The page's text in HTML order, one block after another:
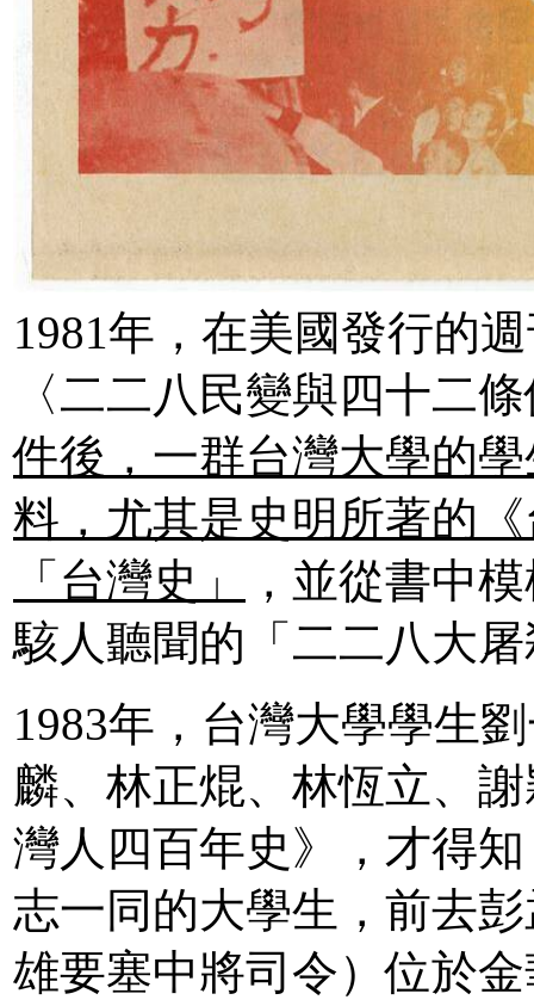
1981年，在美國發行的
〈二二八民變與四十二
件後，一群台灣大學的
料，尤其是史明所著的
「台灣史」
，並從書中
駭人聽聞的「二二八大
1983年，台灣大學學生
麟、林正焜、林恆立、
灣人四百年史》，才得
志一同的大學生，前去
雄要塞中將司令）位於